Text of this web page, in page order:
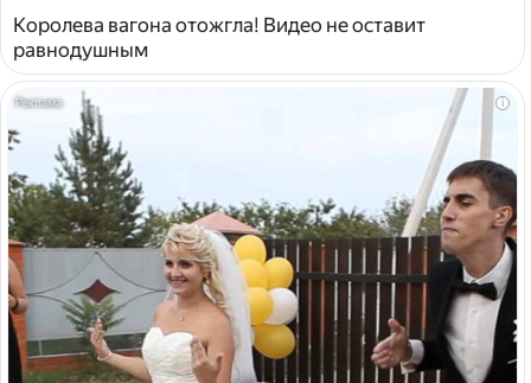
Королева вагона отожгла! Видео не оставит
равнодушным
i